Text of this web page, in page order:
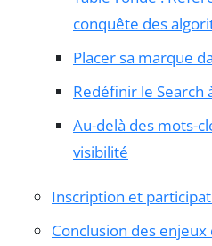
conquête des
Placer sa marque
Redéfinir le Search
Au-delà des mots-
visibilité
Inscription et
Conclusion des enjeux